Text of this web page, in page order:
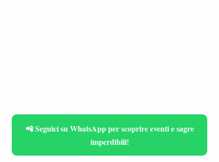
📲 Seguici su WhatsApp per scoprire eventi e sagre
imperdibili!